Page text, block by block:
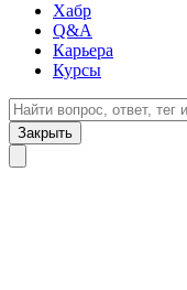
Хабр
Q&A
Карьера
Курсы
Закрыть